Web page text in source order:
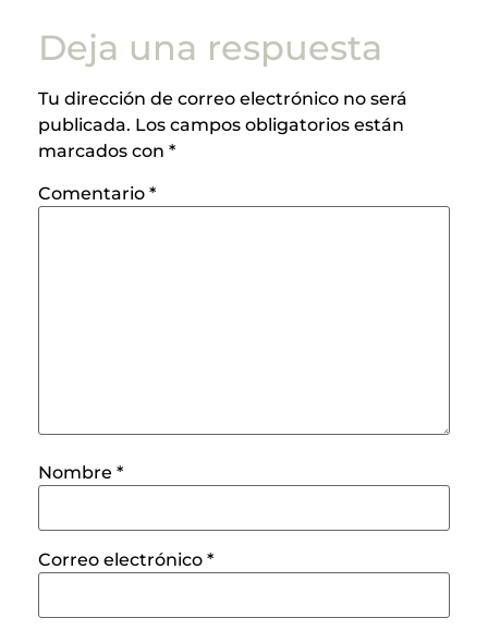
Deja una respuesta
Tu dirección de correo electrónico no será
publicada. Los campos obligatorios están
marcados con *
Comentario *
Nombre *
Correo electrónico *